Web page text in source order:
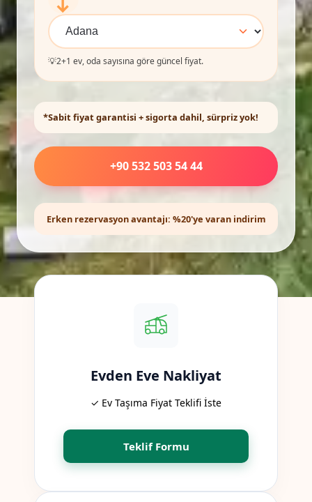
💡2+1 ev, oda sayısına göre güncel fiyat.
*Sabit fiyat garantisi + sigorta dahil, sürpriz yok!
+90 532 503 54 44
Erken rezervasyon avantajı: %20'ye varan indirim
Evden Eve Nakliyat
✓ Ev Taşıma Fiyat Teklifi İste
Teklif Formu